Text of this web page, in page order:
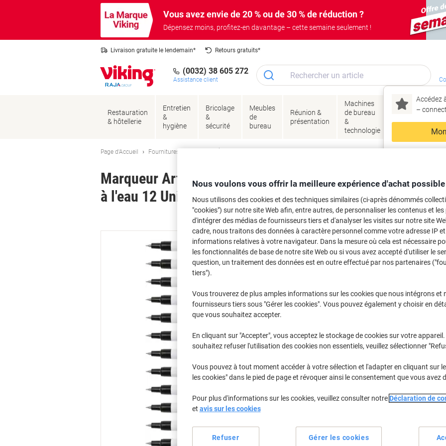
Vous avez envie de 20 % ou de 30 % de réduction ?
Dépensez moins, profitez-en davantage – cette semaine seulement !
Livraison gratuite le lendemain* Retours gratuits*
(0032) 38 605 272
Assistance client
Accédez
–
Restauration
& hôtellerie
Entretien
&
hygiène
Bricolage
&
sécurité
Meubles
de
bureau
Réunion &
présentation
Machines
de bureau
&
technologie
Encres
&
Page d'Accueil Fournitures de bureau
Marqueur Artline 725N Extra fin Ogive - 0,4 mm Noir
à l'eau 12 Unités
Marque : Artline Viking N°. 1311710
Achetez Plus, Dépensez Moins
€25,79
Paquet
À partir de 3 Paquets
€30,17 TVA incl.
1Paquet €26,79
3+ Paquets
En stock Livraison 2-3 jours
Ajouter à une liste
Nous voulons vous offrir la meilleure expérience d'achat possible
Nous utilisons des cookies et des techniques similaires (ci-après dénommés
"cookies") sur notre site Web afin, entre autres, de personnaliser les contenus et les
d'intégrer des médias de fournisseurs tiers et d'analyser les visites sur notre site
cadre, nous traitons des données à caractère personnel comme votre adresse IP et
informations relatives à votre navigateur. Dans la mesure où cela est nécessaire
les fonctionnalités de base de notre site Web ou si vous avez accepté d'utiliser le
question, un traitement des données est en outre effectué par nos partenaires
tiers").
Vous trouverez de plus amples informations sur les cookies que nous intégrons et
fournisseurs tiers sous "Gérer les cookies". Vous pouvez également y choisir en
que vous souhaitez accepter.
En cliquant sur "Accepter", vous acceptez le stockage de cookies sur votre appareil.
souhaitez refuser l'utilisation des cookies non essentiels, veuillez sélectionner
Vous pouvez à tout moment accéder à votre sélection et l'adapter en cliquant sur le
les cookies" dans le pied de page et révoquer ainsi le consentement que vous avez
Pour plus d'informations sur les cookies, veuillez consulter notre Déclaration de
et avis sur les cookies
Gérer les cookies
Refuser